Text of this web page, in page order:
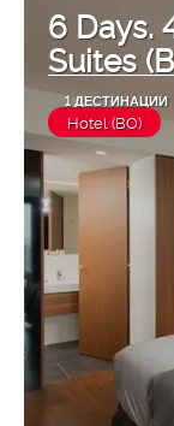
6 Days.
Suites
1 ДЕСТИНАЦИИ
Hotel (BO)